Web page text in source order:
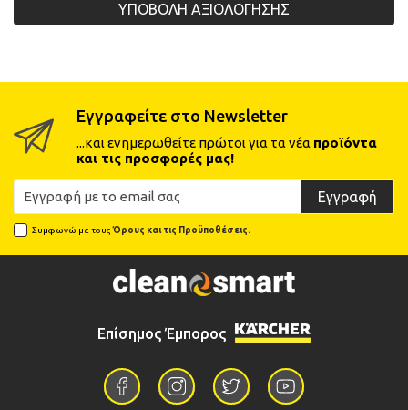
ΥΠΟΒΟΛΗ ΑΞΙΟΛΟΓΗΣΗΣ
Εγγραφείτε στο Newsletter
...και ενημερωθείτε πρώτοι για τα νέα προϊόντα
και τις προσφορές μας!
Εγγραφή
Συμφωνώ με τουςΌρους και τις Προϋποθέσεις.
Επίσημος Έμπορος